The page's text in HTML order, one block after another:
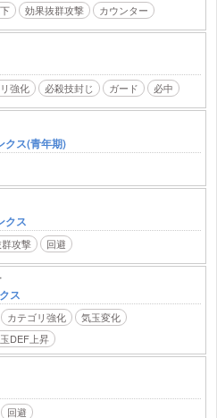
効果抜群攻撃 カウンター
強化 必殺技封じ ガード 必中
クス(青年期)
クス
攻撃 回避
ス
カテゴリ強化
気玉変化
DEF上昇
回避